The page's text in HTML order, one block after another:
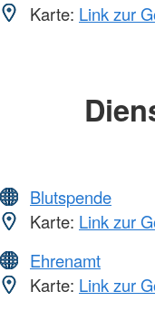
Karte: Link zur
Blutspende
Karte: Link zur
Ehrenamt
Karte: Link zur